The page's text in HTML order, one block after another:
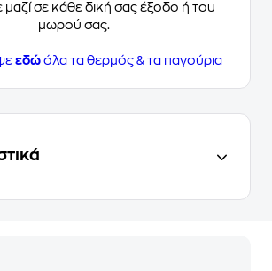
μαζί σε κάθε δική σας έξοδο ή του
μωρού σας.
εδώόλα τα θερμός & τα παγούρια